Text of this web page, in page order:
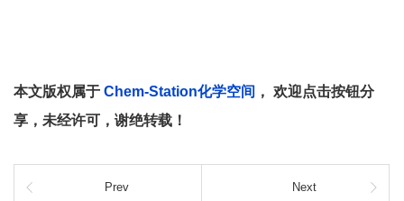
本文版权属于 Chem-Station化学空间 ， 欢迎点击按钮分
享，未经许可，谢绝转载！
Prev Next